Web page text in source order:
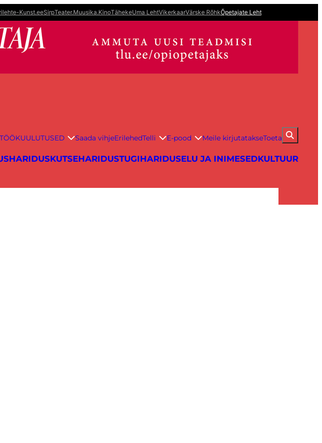
e-Kunst.eeSirpTeater.Muusika.KinoTähekeUma LehtVikerkaarVärske RõhkÕpetajate Leht
TÖÖKUULUTUSED Saada vihjeErilehedTelli E-pood Meile kirjutatakseToeta
KUTSEHARIDUSTUGIHARIDUSELU JA INIMESEDKULTUUR